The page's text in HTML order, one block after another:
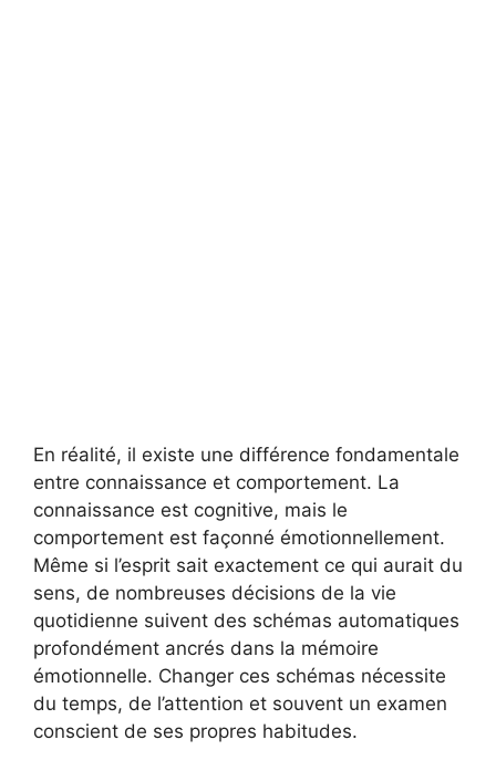
En réalité, il existe une différence fondamentale
entre connaissance et comportement. La
connaissance est cognitive, mais le
comportement est façonné émotionnellement.
Même si l’esprit sait exactement ce qui aurait du
sens, de nombreuses décisions de la vie
quotidienne suivent des schémas automatiques
profondément ancrés dans la mémoire
émotionnelle. Changer ces schémas nécessite
du temps, de l’attention et souvent un examen
conscient de ses propres habitudes.